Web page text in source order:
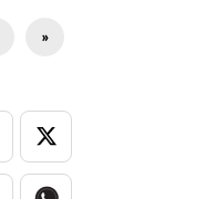
»